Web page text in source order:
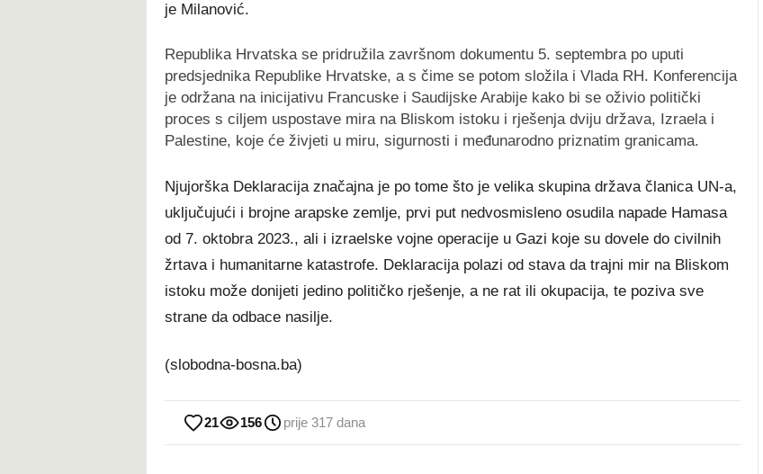
je Milanović.
Republika Hrvatska se pridružila završnom dokumentu 5. septembra po uputi
predsjednika Republike Hrvatske, a s čime se potom složila i Vlada RH. Konferencija
je održana na inicijativu Francuske i Saudijske Arabije kako bi se oživio politički
proces s ciljem uspostave mira na Bliskom istoku i rješenja dviju država, Izraela i
Palestine, koje će živjeti u miru, sigurnosti i međunarodno priznatim granicama.
Njujorška Deklaracija značajna je po tome što je velika skupina država članica UN-a,
uključujući i brojne arapske zemlje, prvi put nedvosmisleno osudila napade Hamasa
od 7. oktobra 2023., ali i izraelske vojne operacije u Gazi koje su dovele do civilnih
žrtava i humanitarne katastrofe. Deklaracija polazi od stava da trajni mir na Bliskom
istoku može donijeti jedino političko rješenje, a ne rat ili okupacija, te poziva sve
strane da odbace nasilje.
(slobodna-bosna.ba)
21 156 prije 317 dana